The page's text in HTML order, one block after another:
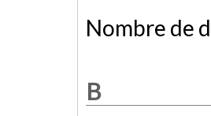
Nombre de
B